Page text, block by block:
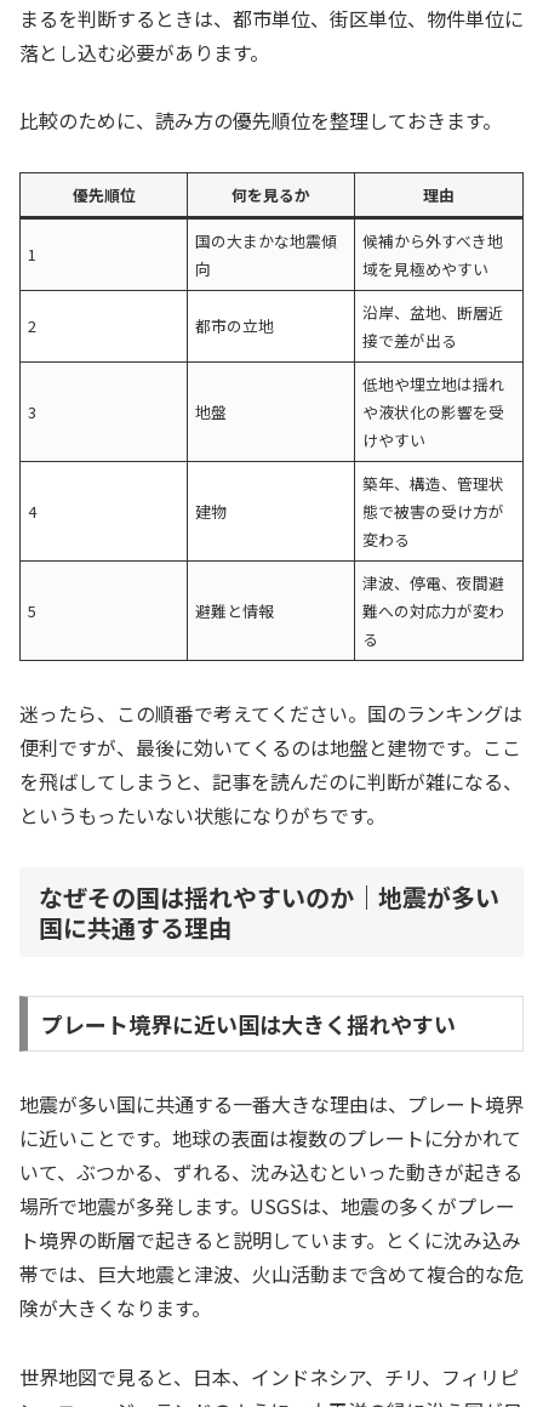
まるを判断するときは、都市単位、街区単位、物件単位に
落とし込む必要があります。
比較のために、読み方の優先順位を整理しておきます。
優先順位 何を見るか 理由
1
国の大まかな地震傾
向
候補から外すべき地
域を見極めやすい
2 都市の立地
沿岸、盆地、断層近
接で差が出る
3 地盤
低地や埋立地は揺れ
や液状化の影響を受
けやすい
4 建物
築年、構造、管理状
態で被害の受け方が
変わる
5 避難と情報
津波、停電、夜間避
難への対応力が変わ
る
迷ったら、この順番で考えてください。国のランキングは
便利ですが、最後に効いてくるのは地盤と建物です。ここ
を飛ばしてしまうと、記事を読んだのに判断が雑になる、
というもったいない状態になりがちです。
なぜその国は揺れやすいのか｜地震が多い
国に共通する理由
プレート境界に近い国は大きく揺れやすい
地震が多い国に共通する一番大きな理由は、プレート境界
に近いことです。地球の表面は複数のプレートに分かれて
いて、ぶつかる、ずれる、沈み込むといった動きが起きる
場所で地震が多発します。USGSは、地震の多くがプレー
ト境界の断層で起きると説明しています。とくに沈み込み
帯では、巨大地震と津波、火山活動まで含めて複合的な危
険が大きくなります。
世界地図で見ると、日本、インドネシア、チリ、フィリピ